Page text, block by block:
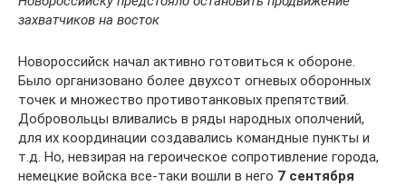
захватчиков на восток
Новороссийск начал активно готовиться к обороне.
Было организовано более двухсот огневых оборонных
точек и множество противотанковых препятствий.
Добровольцы вливались в ряды народных ополчений,
для их координации создавались командные пункты и
т.д. Но, невзирая на героическое сопротивление города,
немецкие войска все-таки вошли в него 7 сентября